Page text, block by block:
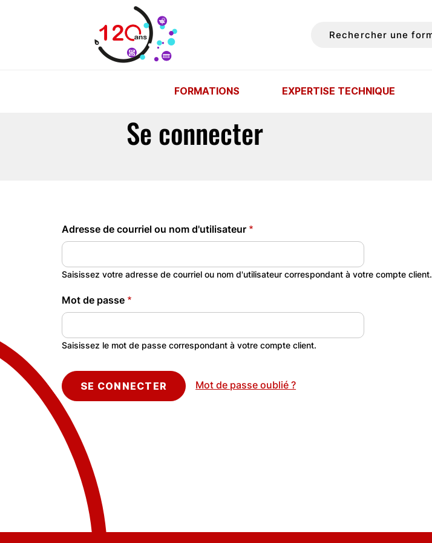
FORMATIONS EXPERTISE TECHNIQUE
Se connecter
Adresse de courriel ou nom d'utilisateur
Saisissez votre adresse de courriel ou nom d'utilisateur correspondant à votre compte client.
Mot de passe
Saisissez le mot de passe correspondant à votre compte client.
Mot de passe oublié ?